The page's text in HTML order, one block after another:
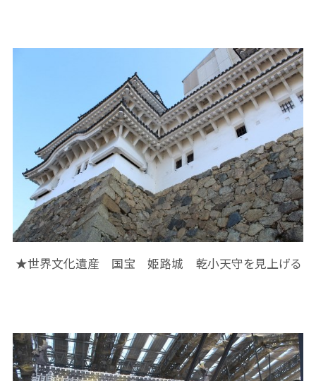
★世界文化遺産 国宝 姫路城 乾小天守を見上げる